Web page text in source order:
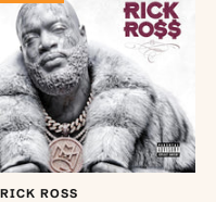
RICK ROSS